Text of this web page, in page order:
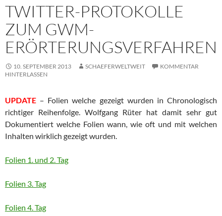
TWITTER-PROTOKOLLE
ZUM GWM-
ERÖRTERUNGSVERFAHREN
10. SEPTEMBER 2013 SCHAEFERWELTWEIT
KOMMENTAR
HINTERLASSEN
UPDATE – Folien welche gezeigt wurden in Chronologisch
richtiger Reihenfolge. Wolfgang Rüter hat damit sehr gut
Dokumentiert welche Folien wann, wie oft und mit welchen
Inhalten wirklich gezeigt wurden.
Folien 1. und 2. Tag
Folien 3. Tag
Folien 4. Tag